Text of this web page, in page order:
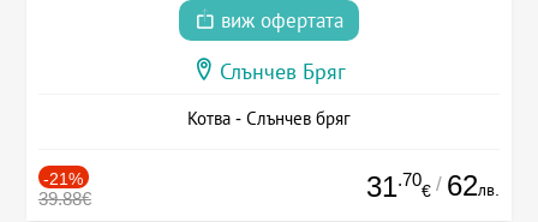
виж офертата
Слънчев Бряг
Котва - Слънчев бряг
-21%
39.88€ 31.70
€ / 62лв.